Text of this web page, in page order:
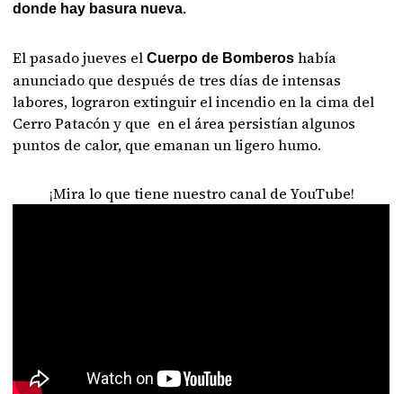
donde hay basura nueva.
El pasado jueves elCuerpo de Bomberos había
anunciado que después de tres días de intensas
labores, lograron extinguir el incendio en la cima del
Cerro Patacón y que en el área persistían algunos
puntos de calor, que emanan un ligero humo.
¡Mira lo que tiene nuestro canal de YouTube!